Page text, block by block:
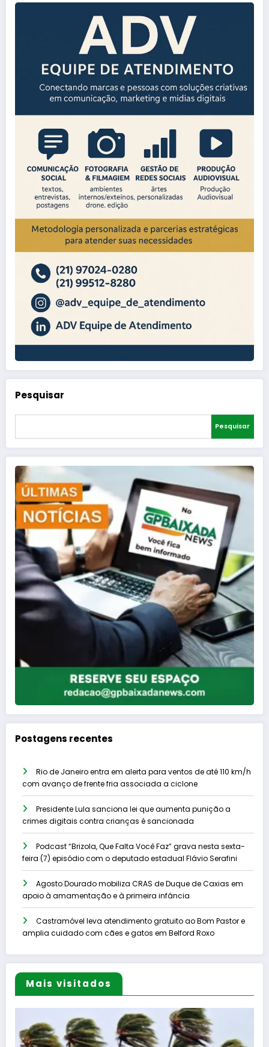
Pesquisar
Pesquisar
Postagens recentes
Rio de Janeiro entra em alerta para ventos de até 110 km/h
com avanço de frente fria associada a ciclone
Presidente Lula sanciona lei que aumenta punição a
crimes digitais contra crianças é sancionada
Podcast “Brizola, Que Falta Você Faz” grava nesta sexta-
feira (7) episódio com o deputado estadual Flávio Serafini
Agosto Dourado mobiliza CRAS de Duque de Caxias em
apoio à amamentação e à primeira infância
Castramóvel leva atendimento gratuito ao Bom Pastor e
amplia cuidado com cães e gatos em Belford Roxo
Mais visitados